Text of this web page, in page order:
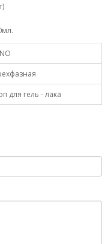
для гель - лака